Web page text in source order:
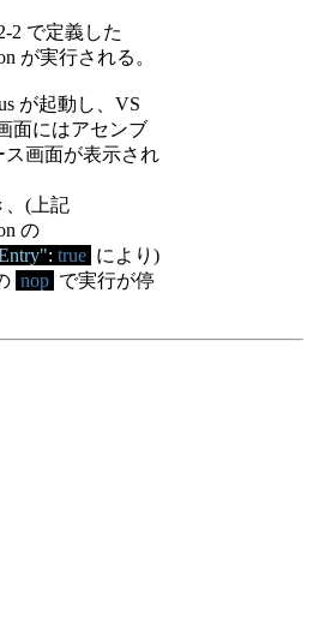
2 で定義した
が実行される。
が起動し、VS
面にはアセンブ
ス画面が表示され
、(上記
の
: true により)
nop で実行が停